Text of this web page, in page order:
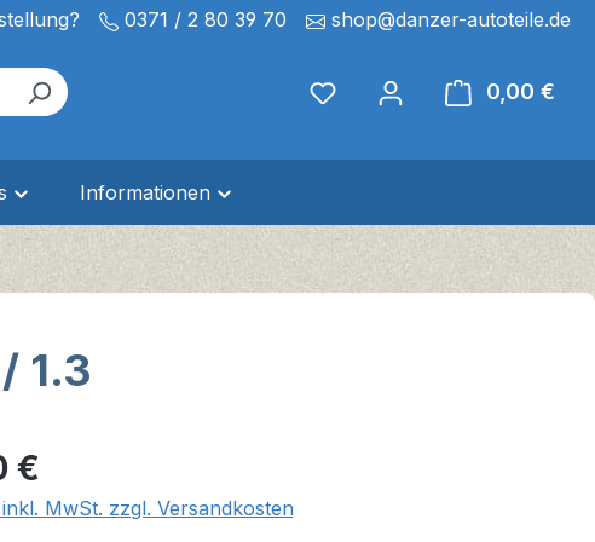
0371 / 2 80 39 70 shop@danzer-autoteile.de
0,00 €
Informationen
1.3
Preis:
€
MwSt. zzgl. Versandkosten